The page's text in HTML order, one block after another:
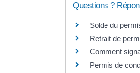
Questions ?
Solde du
Retrait de
Comment
Permis de